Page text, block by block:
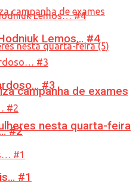
campanha de exames
nesta quarta-feira
Lemos… #4
#3
#2
#1